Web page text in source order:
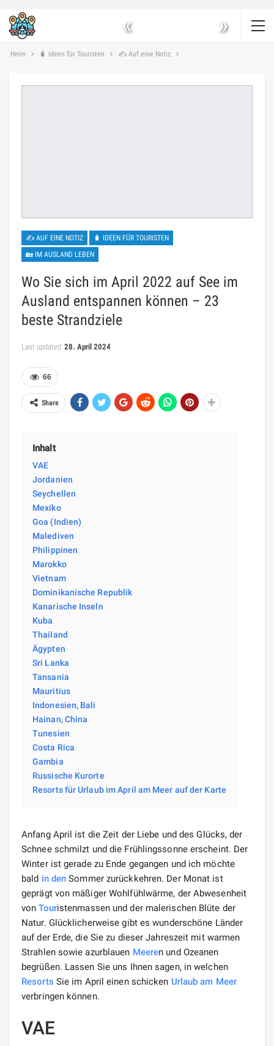
« »
Heim 🧳 Ideen für Touristen ✍ Auf eine Notiz
✍ AUF EINE NOTIZ
🧳 IDEEN FÜR TOURISTEN
🏡 IM AUSLAND LEBEN
Wo Sie sich im April 2022 auf See im
Ausland entspannen können – 23
beste Strandziele
Last updated 28. April 2024
66
Share
Inhalt
VAE
Jordanien
Seychellen
Mexiko
Goa (Indien)
Malediven
Philippinen
Marokko
Vietnam
Dominikanische Republik
Kanarische Inseln
Kuba
Thailand
Ägypten
Sri Lanka
Tansania
Mauritius
Indonesien, Bali
Hainan, China
Tunesien
Costa Rica
Gambia
Russische Kurorte
Resorts für Urlaub im April am Meer auf der Karte
Anfang April ist die Zeit der Liebe und des Glücks, der
Schnee schmilzt und die Frühlingssonne erscheint. Der
Winter ist gerade zu Ende gegangen und ich möchte
bald in den Sommer zurückkehren. Der Monat ist
geprägt von mäßiger Wohlfühlwärme, der Abwesenheit
vonTouristenmassen und der malerischen Blüte der
Natur. Glücklicherweise gibt es wunderschöne Länder
auf der Erde, die Sie zu dieser Jahreszeit mit warmen
Strahlen sowie azurblauen Meeren und Ozeanen
begrüßen. Lassen Sie uns Ihnen sagen, in welchen
Resorts Sie im April einen schicken Urlaub am Meer
verbringen können.
VAE